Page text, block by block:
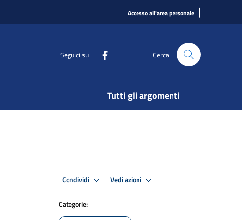
Accesso all'area personale |
Seguici su Cerca
Tutti gli argomenti
Condividi Vedi azioni
Categorie: